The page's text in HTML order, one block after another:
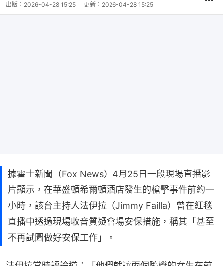
出版： 2026-04-28 15:25 更新： 2026-04-28 15:25
據霍士新聞（Fox News）4月25日一段現場直播影
片顯示，在華盛頓希爾頓酒店發生的槍擊事件前約一
小時，該台主持人法伊拉（Jimmy Failla）曾在紅毯
直播中透過現場收音質疑會場安保措施，稱其「甚至
不再試圖做好安保工作」。